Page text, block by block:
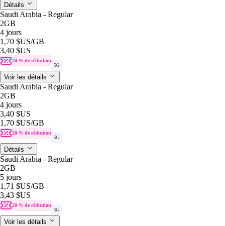
Détails
Saudi Arabia - Regular
2GB
4 jours
1,70 $US/GB
3,40 $US
20 % de réduction
5G
Voir les détails
Saudi Arabia - Regular
2GB
4 jours
3,40 $US
1,70 $US/GB
20 % de réduction
5G
Détails
Saudi Arabia - Regular
2GB
5 jours
1,71 $US/GB
3,43 $US
20 % de réduction
5G
Voir les détails